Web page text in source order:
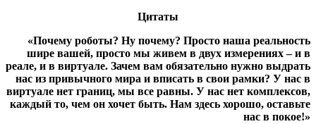
Цитаты
«Почему роботы? Ну почему? Просто наша реальность
шире вашей, просто мы живем в двух измерениях – и в
реале, и в виртуале. Зачем вам обязательно нужно выдрать
нас из привычного мира и вписать в свои рамки? У нас в
виртуале нет границ, мы все равны. У нас нет комплексов,
каждый то, чем он хочет быть. Нам здесь хорошо, оставьте
нас в покое!»